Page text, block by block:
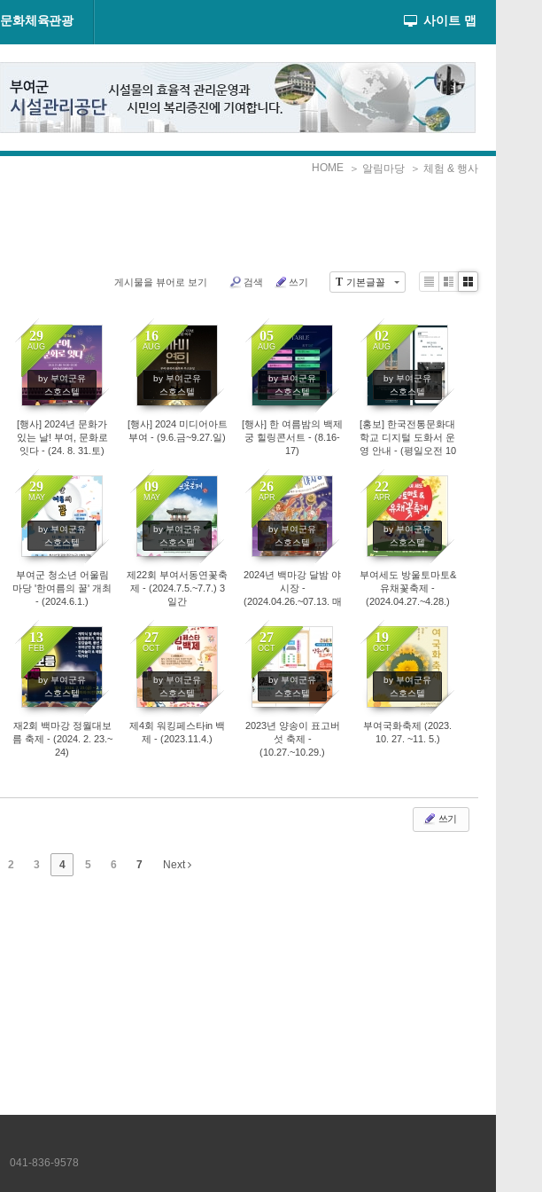
문화체육관광 사이트 맵
HOME ＞ 알림마당 ＞ 체험 & 행사
T 기본글꼴
게시물을 뷰어로 보기 검색 쓰기
Li
Zi
e
G
29
AUG
by 부여군유
스호스텔
1391
[행사] 2024년 문화가
있는 날! 부여, 문화로
잇다 - (24. 8. 31.토)
16
AUG
by 부여군유
스호스텔
1513
[행사] 2024 미디어아트
부여 - (9.6.금~9.27.일)
05
AUG
by 부여군유
스호스텔
1447
[행사] 한 여름밤의 백제
궁 힐링콘서트 - (8.16-
17)
02
AUG
by 부여군유
스호스텔
1419
[홍보] 한국전통문화대
학교 디지털 도화서 운
영 안내 - (평일오전 10
29
MAY
by 부여군유
스호스텔
2388
부여군 청소년 어울림
마당 '한여름의 꿀' 개최
- (2024.6.1.)
09
MAY
by 부여군유
스호스텔
2575
제22회 부여서동연꽃축
제 - (2024.7.5.~7.7.) 3
일간
26
APR
by 부여군유
스호스텔
2510
2024년 백마강 달밤 야
시장 -
(2024.04.26.~07.13. 매
22
APR
by 부여군유
스호스텔
2770
부여세도 방울토마토&
유채꽃축제 -
(2024.04.27.~4.28.)
13
FEB
by 부여군유
스호스텔
2647
재2회 백마강 정월대보
름 축제 - (2024. 2. 23.~
24)
27
OCT
by 부여군유
스호스텔
2542
제4회 워킹페스타in 백
제 - (2023.11.4.)
27
OCT
by 부여군유
스호스텔
2506
2023년 양송이 표고버
섯 축제 -
(10.27.~10.29.)
19
OCT
by 부여군유
스호스텔
2528
부여국화축제 (2023.
10. 27. ~11. 5.)
쓰기
2 3 4 5 6 7 Next
041-836-9578